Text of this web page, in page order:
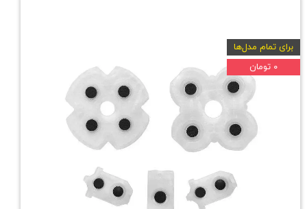
برای تمام مدل‌ها
۰ تومان